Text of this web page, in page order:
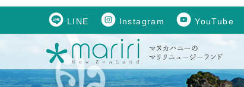
LINE Instagram YouTube